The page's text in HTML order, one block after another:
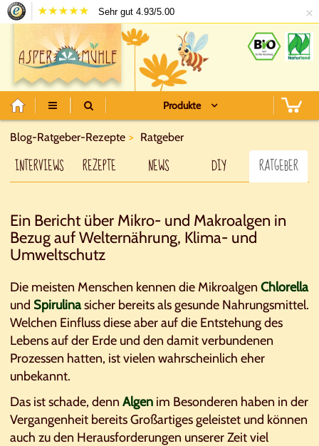
Sehr gut 4.93/5.00 ×
Produkte
Blog-Ratgeber-Rezepte Ratgeber
INTERVIEWS REZEPTE NEWS DIY RATGEBER
Ein Bericht über Mikro- und Makroalgen in
Bezug auf Welternährung, Klima- und
Umweltschutz
Die meisten Menschen kennen die Mikroalgen Chlorella
und Spirulinasicher bereits als gesunde Nahrungsmittel.
Welchen Einfluss diese aber auf die Entstehung des
Lebens auf der Erde und den damit verbundenen
Prozessen hatten, ist vielen wahrscheinlich eher
unbekannt.
Das ist schade, denn Algen im Besonderen haben in der
Vergangenheit bereits Großartiges geleistet und können
auch zu den Herausforderungen unserer Zeit viel